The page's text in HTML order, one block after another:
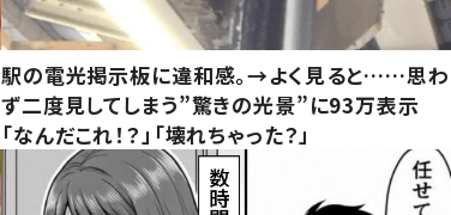
駅の電光掲示板に違和感。→よく見ると……思わ
ず二度見してしまう”驚きの光景”に93万表示
「なんだこれ！？」「壊れちゃった？」